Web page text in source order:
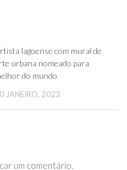
lagoense com mural de
urbana nomeado para
do mundo
JANEIRO, 2023
um comentário.